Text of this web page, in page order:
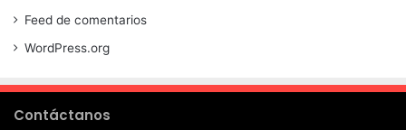
Feed de comentarios
WordPress.org
Contáctanos